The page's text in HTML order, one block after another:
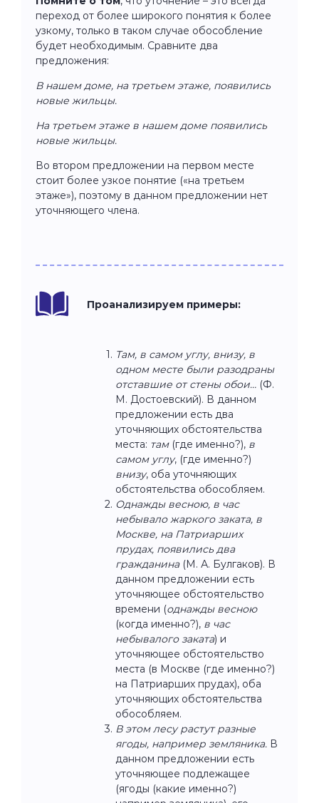
переход от более широкого понятия к более
узкому, только в таком случае обособление
будет необходимым. Сравните два
предложения:
В нашем доме, на третьем этаже, появились
новые жильцы.
На третьем этаже в нашем доме появились
новые жильцы.
Во втором предложении на первом месте
стоит более узкое понятие («на третьем
этаже»), поэтому в данном предложении нет
уточняющего члена.
Проанализируем примеры:
Там, в самом углу, внизу, в
одном месте были разодраны
отставшие от стены обои… (Ф.
М. Достоевский). В данном
предложении есть два
уточняющих обстоятельства
места: там(где именно?), в
самом углу, (где именно?)
внизу, оба уточняющих
обстоятельства обособляем.
Однажды весною, в час
небывало жаркого заката, в
Москве, на Патриарших
прудах, появились два
гражданина(М. А. Булгаков). В
данном предложении есть
уточняющее обстоятельство
времени (однажды весною
(когда именно?), в час
небывалого заката) и
уточняющее обстоятельство
места (в Москве (где именно?)
на Патриарших прудах), оба
уточняющих обстоятельства
обособляем.
В этом лесу растут разные
ягоды, например земляника. В
данном предложении есть
уточняющее подлежащее
(ягоды (какие именно?)